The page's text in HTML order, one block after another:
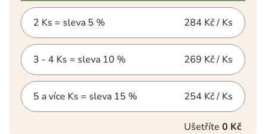
2 Ks = sleva 5 % 284 Kč/ Ks
3 - 4 Ks = sleva 10 % 269 Kč/ Ks
5 a více Ks = sleva 15 % 254 Kč/ Ks
Ušetříte 0 Kč